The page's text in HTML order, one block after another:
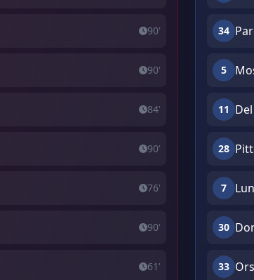
90'
90'
84'
90'
76'
90'
61'
34
5
11
28
7
30
33